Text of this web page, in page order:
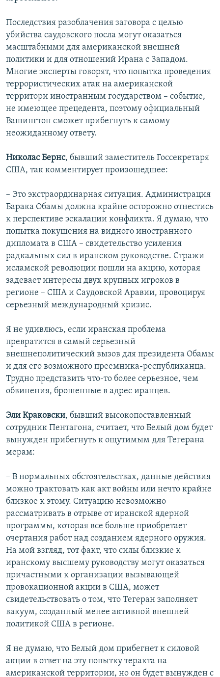
Последствия разоблачения заговора с целью
убийства саудовского посла могут оказаться
масштабными для американской внешней
политики и для отношений Ирана с Западом.
Многие эксперты говорят, что попытка проведения
террористических атак на американской
территори иностранным государством – событие,
не имеющее прецедента, поэтому официальный
Вашингтон сможет прибегнуть к самому
неожиданному ответу.
Николас Бернс, бывший заместитель Госсекретаря
США, так комментирует произошедшее:
– Это экстраординарная ситуация. Администрация
Барака Обамы должна крайне осторожно отнестись
к перспективе эскалации конфликта. Я думаю, что
попытка покушения на видного иностранного
дипломата в США – свидетельство усиления
радкальных сил в иранском руководстве. Стражи
исламской революции пошли на акцию, которая
задевает интересы двух крупных игроков в
регионе – США и Саудовской Аравии, провоцируя
серьезный международный кризис.
Я не удивлюсь, если иранская проблема
превратится в самый серьезный
внешнеполитический вызов для президента Обамы
и для его возможного преемника-республиканца.
Трудно представить что-то более серьезное, чем
обвинения, брошенные в адрес иранцев.
Эли Краковски, бывший высокопоставленный
сотрудник Пентагона, считает, что Белый дом будет
вынужден прибегнуть к ощутимым для Тегерана
мерам:
– В нормальных обстоятельствах, данные действия
можно трактовать как акт войны или нечто крайне
близкое к этому. Ситуацию невозможно
рассматривать в отрыве от иранской ядерной
программы, которая все больше приобретает
очертания работ над созданием ядерного оружия.
На мой взгляд, тот факт, что силы близкие к
иранскому высшему руководству могут оказаться
причастными к организации вызывающей
провокационной акции в США, может
свидетельствовать о том, что Тегеран заполняет
вакуум, созданный менее активной внешней
политикой США в регионе.
Я не думаю, что Белый дом прибегнет к силовой
акции в ответ на эту попытку теракта на
американской территории, но он будет вынужден с